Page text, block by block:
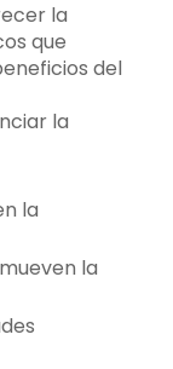
la
que
del
la
la
la